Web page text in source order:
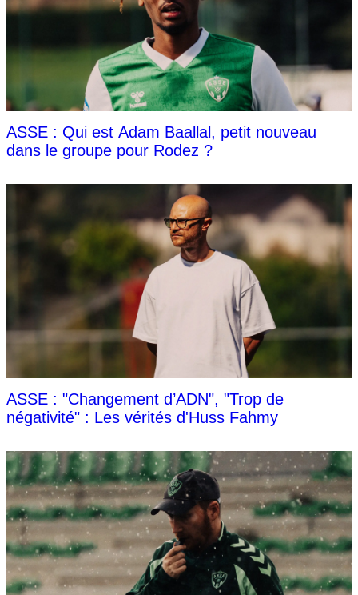
ASSE : Qui est Adam Baallal, petit nouveau
dans le groupe pour Rodez ?
ASSE : "Changement d’ADN", "Trop de
négativité" : Les vérités d'Huss Fahmy